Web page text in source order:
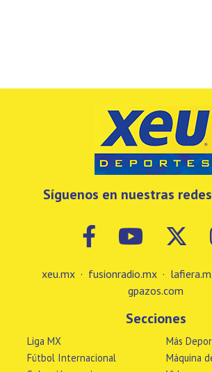
Síguenos en nuestras
xeu.mx · fusionradio.mx ·
gpazos.com
Secciones
Liga MX
Fútbol Internacional
Más
Máquina